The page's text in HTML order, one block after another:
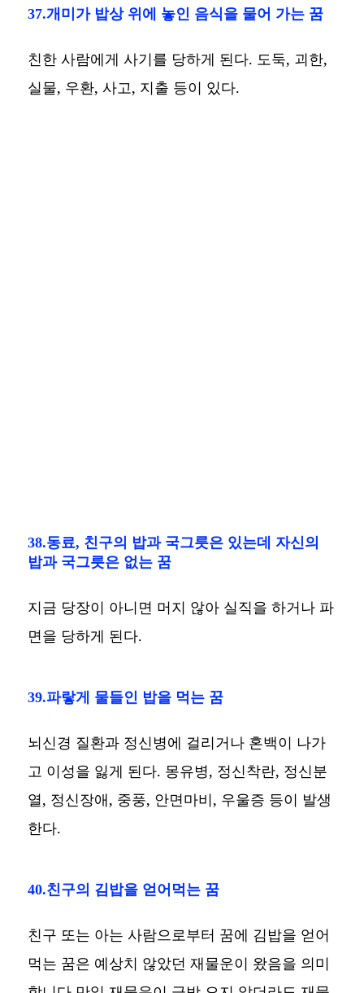
37.개미가 밥상 위에 놓인 음식을 물어 가는 꿈
친한 사람에게 사기를 당하게 된다. 도둑, 괴한,
실물, 우환, 사고, 지출 등이 있다.
38.동료, 친구의 밥과 국그릇은 있는데 자신의
밥과 국그릇은 없는 꿈
지금 당장이 아니면 머지 않아 실직을 하거나 파
면을 당하게 된다.
39.파랗게 물들인 밥을 먹는 꿈
뇌신경 질환과 정신병에 걸리거나 혼백이 나가
고 이성을 잃게 된다. 몽유병, 정신착란, 정신분
열, 정신장애, 중풍, 안면마비, 우울증 등이 발생
한다.
40.친구의 김밥을 얻어먹는 꿈
친구 또는 아는 사람으로부터 꿈에 김밥을 얻어
먹는 꿈은 예상치 않았던 재물운이 왔음을 의미